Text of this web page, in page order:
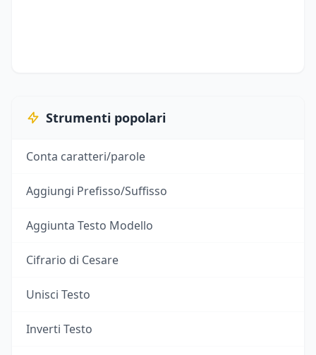
Strumenti popolari
Conta caratteri/parole
Aggiungi Prefisso/Suffisso
Aggiunta Testo Modello
Cifrario di Cesare
Unisci Testo
Inverti Testo